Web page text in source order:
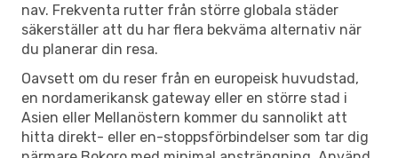
nav. Frekventa rutter från större globala städer
säkerställer att du har flera bekväma alternativ när
du planerar din resa.
Oavsett om du reser från en europeisk huvudstad,
en nordamerikansk gateway eller en större stad i
Asien eller Mellanöstern kommer du sannolikt att
hitta direkt- eller en-stoppsförbindelser som tar dig